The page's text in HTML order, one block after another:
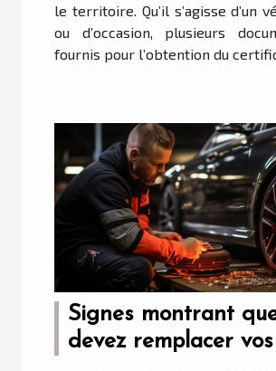
le territoire. Qu’il s’agisse d’un
ou d’occasion, plusieurs
fournis pour l’obtention du
Signes montrant
devez remplacer